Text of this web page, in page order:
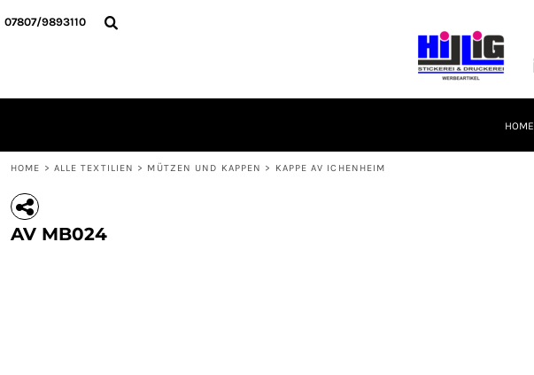
07807/9893110
HOME
HOME > ALLE TEXTILIEN > MÜTZEN UND KAPPEN > KAPPE AV ICHENHEIM
AV MB024
HOME
ANMELDEN